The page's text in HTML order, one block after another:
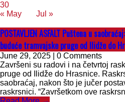
« May Jul »
30
POSTAVLJEN ASFALT Puštena u
buduće tramvajske pruge od Ilidže do
June 29, 2025 | 0 Comments
Završeni su radovi i na četvrtoj
pruge od Ilidže do Hrasnice.
saobraćaj, nakon što je jučer
raskrsnici. “Završetkom ove